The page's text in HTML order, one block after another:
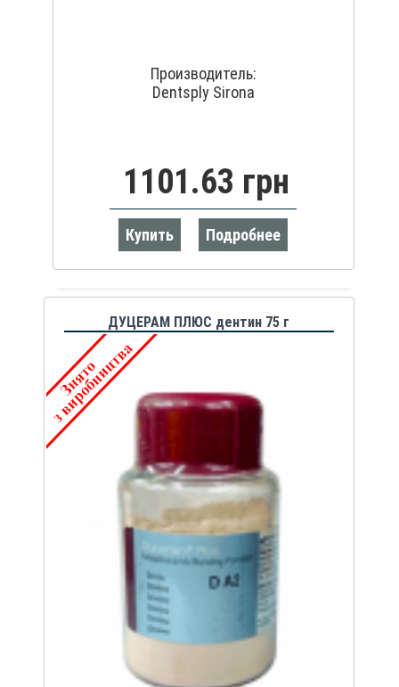
Производитель:
Dentsply Sirona
1101.63 грн
Купить Подробнее
ДУЦЕРАМ ПЛЮС дентин 75 г